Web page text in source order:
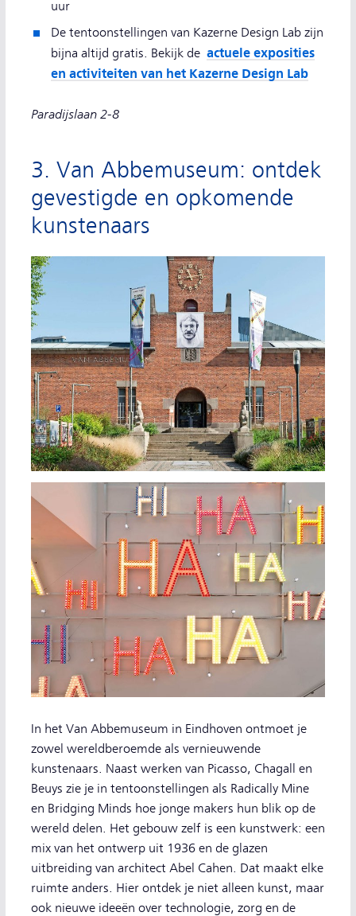
uur
De tentoonstellingen van Kazerne Design Lab zijn
bijna altijd gratis. Bekijk de actuele exposities
en activiteiten van het Kazerne Design Lab
Paradijslaan 2-8
3. Van Abbemuseum: ontdek
gevestigde en opkomende
kunstenaars
In het Van Abbemuseum in Eindhoven ontmoet je
zowel wereldberoemde als vernieuwende
kunstenaars. Naast werken van Picasso, Chagall en
Beuys zie je in tentoonstellingen als Radically Mine
en Bridging Minds hoe jonge makers hun blik op de
wereld delen. Het gebouw zelf is een kunstwerk: een
mix van het ontwerp uit 1936 en de glazen
uitbreiding van architect Abel Cahen. Dat maakt elke
ruimte anders. Hier ontdek je niet alleen kunst, maar
ook nieuwe ideeën over technologie, zorg en de